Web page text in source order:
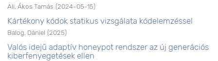
Ali, Ákos Tamás (2024-05-15)
Kártékony kódok statikus vizsgálata kódelemzéssel
Balog, Dániel (2025)
Valós idejű adaptív honeypot rendszer az új generációs
kiberfenyegetések ellen